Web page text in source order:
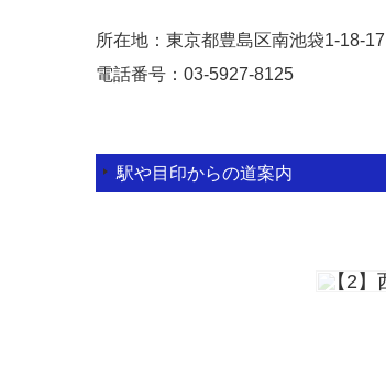
所在地：東京都豊島区南池袋1-18-
電話番号： 03-5927-8125
駅や目印からの道案内
【3